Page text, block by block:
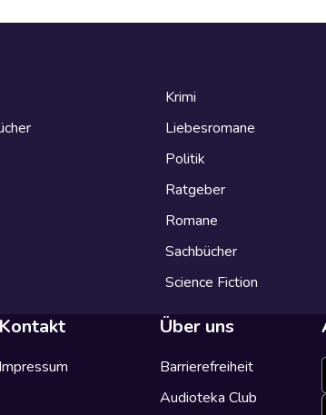
Krimi
Liebesromane
Politik
Ratgeber
Romane
Sachbücher
Science Fiction
Kontakt
Impressum
Über uns
Barrierefreiheit
Audioteka Club